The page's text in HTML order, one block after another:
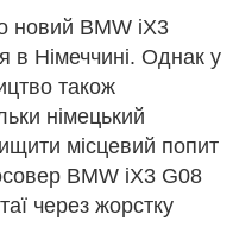
новий BMW iX3
в Німеччині. Однак у
також
німецький
місцевий попит
BMW iX3 G08
через жорстку